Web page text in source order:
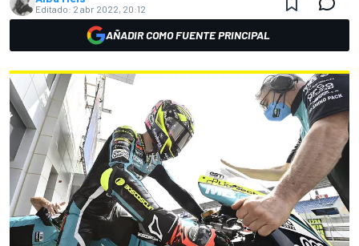
Editado: 2 abr 2022, 20:12
AÑADIR COMO FUENTE PRINCIPAL